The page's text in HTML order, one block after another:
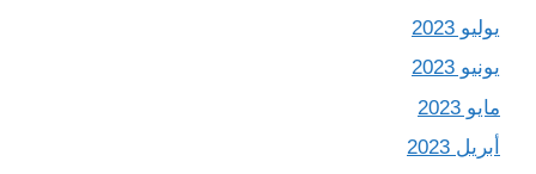
يوليو 2023
يونيو 2023
مايو 2023
أبريل 2023